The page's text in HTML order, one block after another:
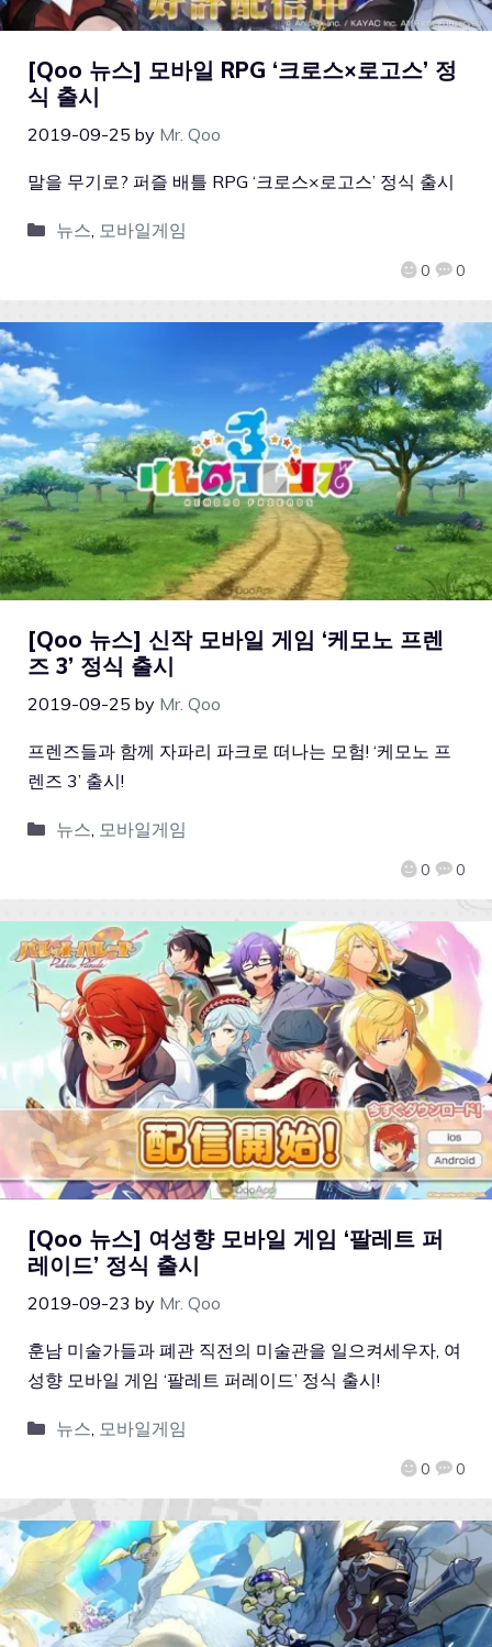
[Qoo 뉴스] 모바일 RPG ‘크로스×로고스’ 정
식 출시
2019-09-25 by Mr. Qoo
0 0
말을 무기로? 퍼즐 배틀 RPG ‘크로스×로고스’ 정식 출시
뉴스 모바일게임
[Qoo 뉴스] 신작 모바일 게임 ‘케모노 프렌
즈 3’ 정식 출시
2019-09-25 by Mr. Qoo
0 0
프렌즈들과 함께 자파리 파크로 떠나는 모험! ‘케모노 프
렌즈 3’ 출시!
뉴스, 모바일게임
[Qoo 뉴스] 여성향 모바일 게임 ‘팔레트 퍼
레이드’ 정식 출시
2019-09-23 by Mr. Qoo
0 0
훈남 미술가들과 폐관 직전의 미술관을 일으켜세우자, 여
성향 모바일 게임 ‘팔레트 퍼레이드’ 정식 출시!
뉴스, 모바일게임